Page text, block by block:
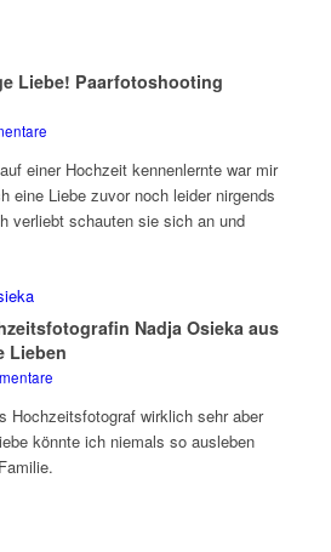
Liebe! Paarfotoshooting
einer Hochzeit kennenlernte war mir
eine Liebe zuvor noch leider nirgends
verliebt schauten sie sich an und
Nadja Osieka aus
Lieben
Hochzeitsfotograf wirklich sehr aber
könnte ich niemals so ausleben